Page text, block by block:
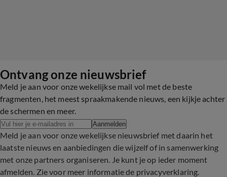
Ontvang onze nieuwsbrief
Meld je aan voor onze wekelijkse mail vol met de beste
fragmenten, het meest spraakmakende nieuws, een kijkje achter
de schermen en meer.
Aanmelden
Meld je aan voor onze wekelijkse nieuwsbrief met daarin het
laatste nieuws en aanbiedingen die wijzelf of in samenwerking
met onze partners organiseren. Je kunt je op ieder moment
afmelden. Zie voor meer informatie de privacyverklaring.